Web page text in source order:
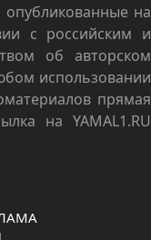
на
с российским и
об авторском
использовании
прямая
на YAMAL1.RU